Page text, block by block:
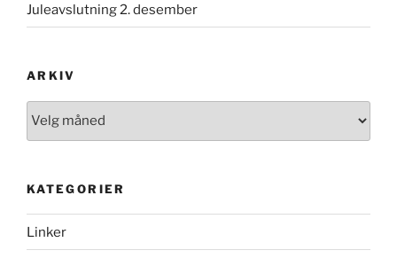
Juleavslutning 2. desember
ARKIV
KATEGORIER
Linker